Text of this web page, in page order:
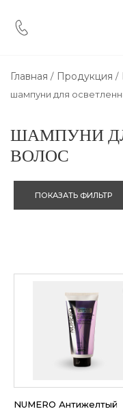
Главная Продукция
шампуни для
ШАМПУНИ
ВОЛОС
ПОКАЗАТЬ ФИЛЬТР
NUMERO Антижелтый